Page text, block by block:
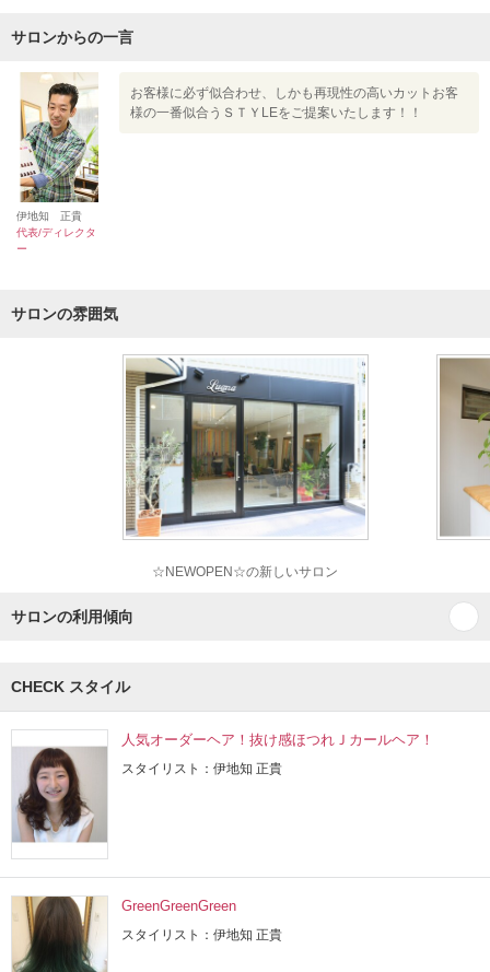
サロンからの一言
伊地知 正貴
代表/ディレクタ
ー
お客様に必ず似合わせ、しかも再現性の高いカットお客
様の一番似合うＳＴＹLEをご提案いたします！！
サロンの雰囲気
☆NEWOPEN☆の新しいサロン
サロンの利用傾向
CHECK スタイル
人気オーダーヘア！抜け感ほつれＪカールヘア！
スタイリスト：伊地知 正貴
GreenGreenGreen
スタイリスト：伊地知 正貴